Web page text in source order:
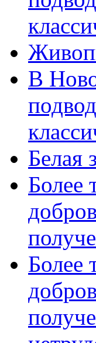
В
Белая
Более
Более